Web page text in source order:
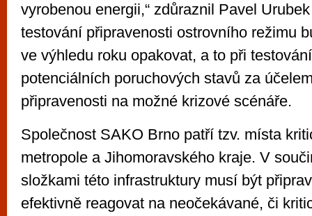
vyrobenou energii,“ zdůraznil Pavel
testování připravenosti ostrovního režimu
ve výhledu roku opakovat, a to při
potenciálních poruchových stavů za
připravenosti na možné krizové scénáře.
Společnost SAKO Brno patří tzv. místa
metropole a Jihomoravského kraje. V
složkami této infrastruktury musí být
efektivně reagovat na neočekávané, či